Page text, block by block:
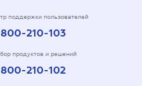
поддержки пользователей
210-103
продуктов и решений
210-102